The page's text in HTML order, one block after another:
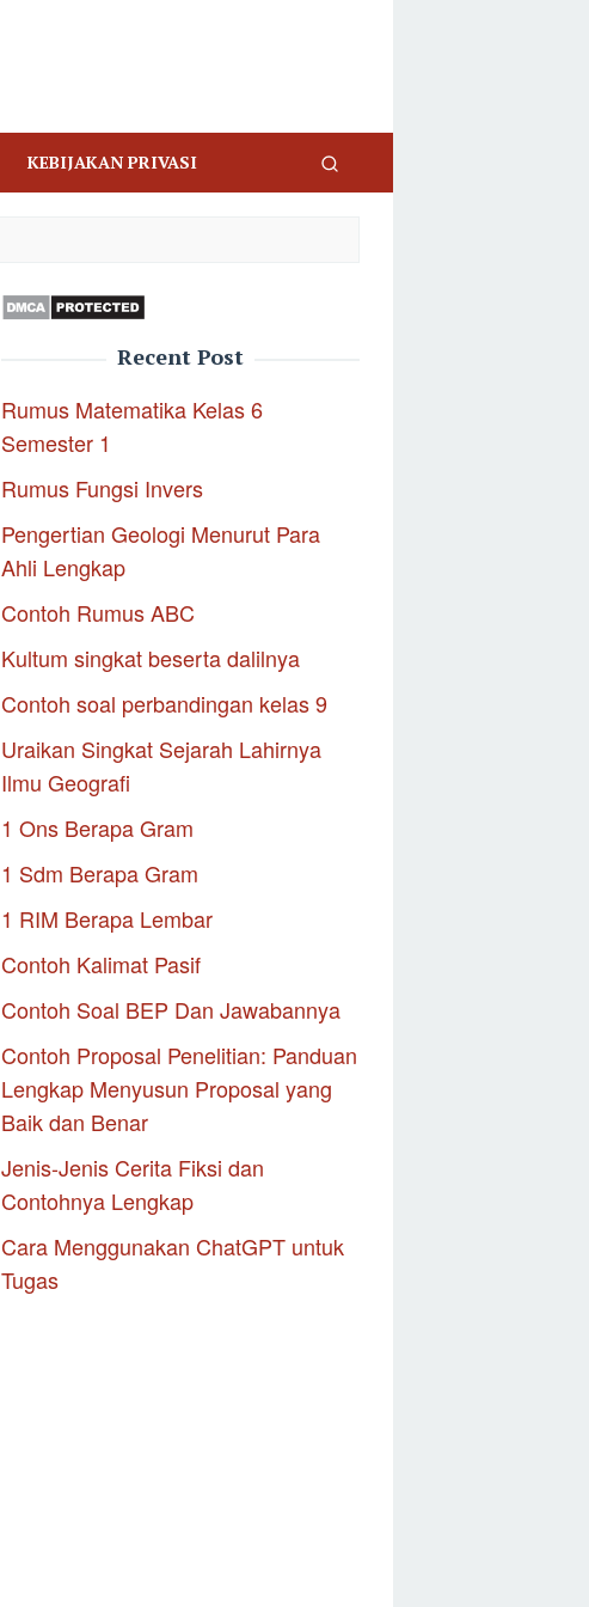
KEBIJAKAN PRIVASI
Recent Post
Rumus Matematika Kelas 6
Semester 1
Rumus Fungsi Invers
Pengertian Geologi Menurut Para
Ahli Lengkap
Contoh Rumus ABC
Kultum singkat beserta dalilnya
Contoh soal perbandingan kelas 9
Uraikan Singkat Sejarah Lahirnya
Ilmu Geografi
1 Ons Berapa Gram
1 Sdm Berapa Gram
1 RIM Berapa Lembar
Contoh Kalimat Pasif
Contoh Soal BEP Dan Jawabannya
Contoh Proposal Penelitian: Panduan
Lengkap Menyusun Proposal yang
Baik dan Benar
Jenis-Jenis Cerita Fiksi dan
Contohnya Lengkap
Cara Menggunakan ChatGPT untuk
Tugas